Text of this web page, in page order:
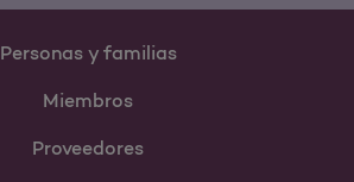
Personas y familias
Miembros
Proveedores